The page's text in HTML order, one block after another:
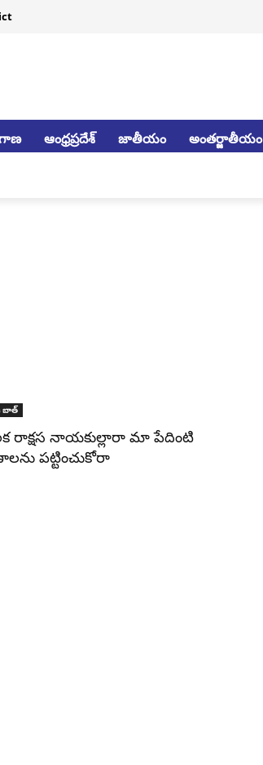
ఆంధ్రప్రదేశ్ జాతీయం అంతర్జాతీయం
బాత్
రాక్షస నాయకుల్లారా మా పేదింటి
పట్టించుకోరా